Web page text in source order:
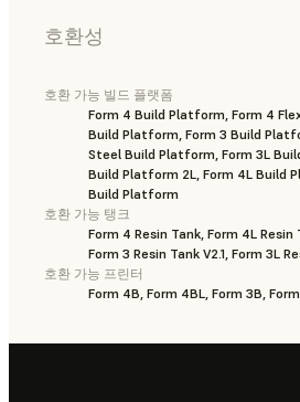
호환성
호환 가능 빌드 플랫폼
Form 4 Build Platform, Form 4
Build Platform, Form 3 Build
Steel Build Platform, Form 3L
Build Platform 2L, Form 4L Build
Build Platform
호환 가능 탱크
Form 4 Resin Tank, Form 4L Resin
Form 3 Resin Tank V2.1, Form 3L
호환 가능 프린터
Form 4B, Form 4BL, Form 3B,